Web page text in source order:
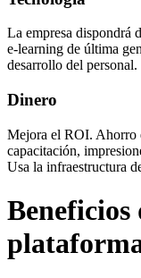
La empresa dispondrá
e-learning de última
desarrollo del personal.
Dinero
Mejora el ROI. Ahorro
capacitación,
Usa la infraestructura
Beneficios